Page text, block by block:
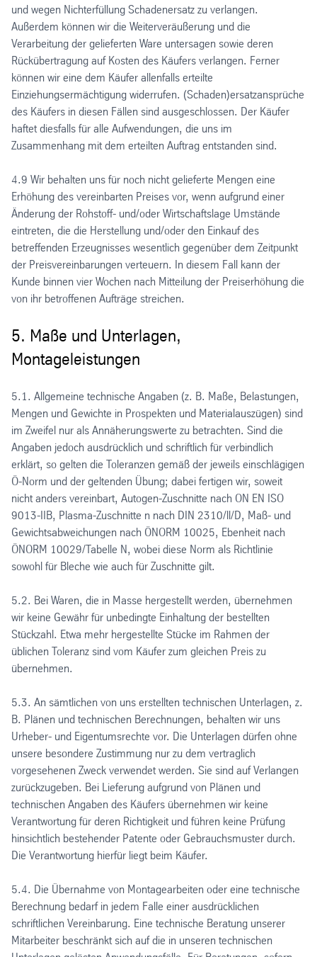
und wegen Nichterfüllung Schadenersatz zu verlangen.
Außerdem können wir die Weiterveräußerung und die
Verarbeitung der gelieferten Ware untersagen sowie deren
Rückübertragung auf Kosten des Käufers verlangen. Ferner
können wir eine dem Käufer allenfalls erteilte
Einziehungsermächtigung widerrufen. (Schaden)ersatzansprüche
des Käufers in diesen Fällen sind ausgeschlossen. Der Käufer
haftet diesfalls für alle Aufwendungen, die uns im
Zusammenhang mit dem erteilten Auftrag entstanden sind.
4.9 Wir behalten uns für noch nicht gelieferte Mengen eine
Erhöhung des vereinbarten Preises vor, wenn aufgrund einer
Änderung der Rohstoff- und/oder Wirtschaftslage Umstände
eintreten, die die Herstellung und/oder den Einkauf des
betreffenden Erzeugnisses wesentlich gegenüber dem Zeitpunkt
der Preisvereinbarungen verteuern. In diesem Fall kann der
Kunde binnen vier Wochen nach Mitteilung der Preiserhöhung die
von ihr betroffenen Aufträge streichen.
5. Maße und Unterlagen,
Montageleistungen
5.1. Allgemeine technische Angaben (z. B. Maße, Belastungen,
Mengen und Gewichte in Prospekten und Materialauszügen) sind
im Zweifel nur als Annäherungswerte zu betrachten. Sind die
Angaben jedoch ausdrücklich und schriftlich für verbindlich
erklärt, so gelten die Toleranzen gemäß der jeweils einschlägigen
Ö-Norm und der geltenden Übung; dabei fertigen wir, soweit
nicht anders vereinbart, Autogen-Zuschnitte nach ON EN ISO
9013-IIB, Plasma-Zuschnitte n nach DIN 2310/ll/D, Maß- und
Gewichtsabweichungen nach ÖNORM 10025, Ebenheit nach
ÖNORM 10029/Tabelle N, wobei diese Norm als Richtlinie
sowohl für Bleche wie auch für Zuschnitte gilt.
5.2. Bei Waren, die in Masse hergestellt werden, übernehmen
wir keine Gewähr für unbedingte Einhaltung der bestellten
Stückzahl. Etwa mehr hergestellte Stücke im Rahmen der
üblichen Toleranz sind vom Käufer zum gleichen Preis zu
übernehmen.
5.3. An sämtlichen von uns erstellten technischen Unterlagen, z.
B. Plänen und technischen Berechnungen, behalten wir uns
Urheber- und Eigentumsrechte vor. Die Unterlagen dürfen ohne
unsere besondere Zustimmung nur zu dem vertraglich
vorgesehenen Zweck verwendet werden. Sie sind auf Verlangen
zurückzugeben. Bei Lieferung aufgrund von Plänen und
technischen Angaben des Käufers übernehmen wir keine
Verantwortung für deren Richtigkeit und führen keine Prüfung
hinsichtlich bestehender Patente oder Gebrauchsmuster durch.
Die Verantwortung hierfür liegt beim Käufer.
5.4. Die Übernahme von Montagearbeiten oder eine technische
Berechnung bedarf in jedem Falle einer ausdrücklichen
schriftlichen Vereinbarung. Eine technische Beratung unserer
Mitarbeiter beschränkt sich auf die in unseren technischen